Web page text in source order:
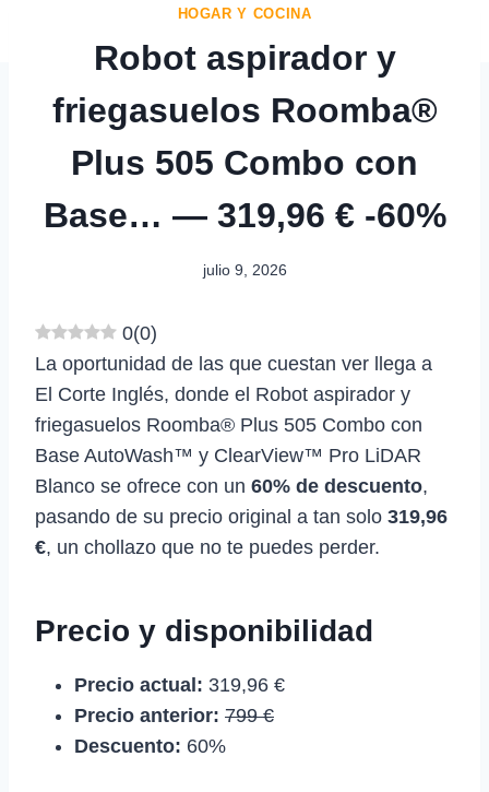
HOGAR Y COCINA
Robot aspirador y
friegasuelos Roomba®
Plus 505 Combo con
Base… — 319,96 € -60%
julio 9, 2026
0(0)
La oportunidad de las que cuestan ver llega a
El Corte Inglés, donde el Robot aspirador y
friegasuelos Roomba® Plus 505 Combo con
Base AutoWash™ y ClearView™ Pro LiDAR
Blanco se ofrece con un 60% de descuento,
pasando de su precio original a tan solo 319,96
€, un chollazo que no te puedes perder.
Precio y disponibilidad
Precio actual: 319,96 €
Precio anterior: 799 €
Descuento: 60%